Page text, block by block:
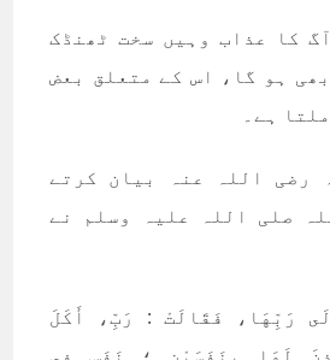
کا عذاب وہیں سخت ٹھنڈک
ہو گا، اس کے متعلق بعض
ہے۔
رضی اللہ عنہ بیان کرتے
صلی اللہ علیہ وسلم نے
رَبِّهَا، فَقَالَتْ : رَبِّ، أَكَلَ